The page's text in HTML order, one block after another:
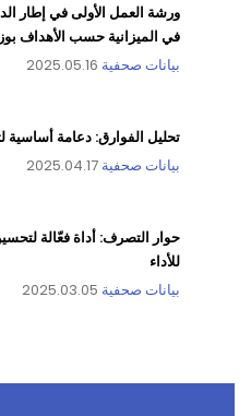
ورشة العمل الأولى في إطار
في الميزانية حسب الأهداف
بيانات صحفية 2025.05.16
تحليل الفوارق: دعامة أساسية
بيانات صحفية 2025.04.17
حوار التصرف: أداة فعّالة
للأداء
بيانات صحفية 2025.03.05